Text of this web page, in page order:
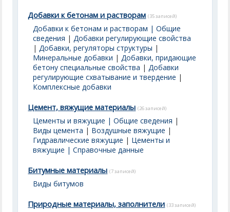
Добавки к бетонам и растворам (35 записей)
Добавки к бетонам и растворам | Общие
сведения |Добавки регулирующие свойства
|Добавки, регуляторы структуры |
Минеральные добавки |Добавки, придающие
бетону специальные свойства |Добавки
регулирующие схватывание и твердение |
Комплексные добавки
Цемент, вяжущие материалы (26 записей)
Цементы и вяжущие | Общие сведения |
Виды цемента | Воздушные вяжущие |
Гидравлические вяжущие | Цементы и
вяжущие | Справочные данные
Битумные материалы (7 записей)
Виды битумов
Природные материалы, заполнители (33 записей)